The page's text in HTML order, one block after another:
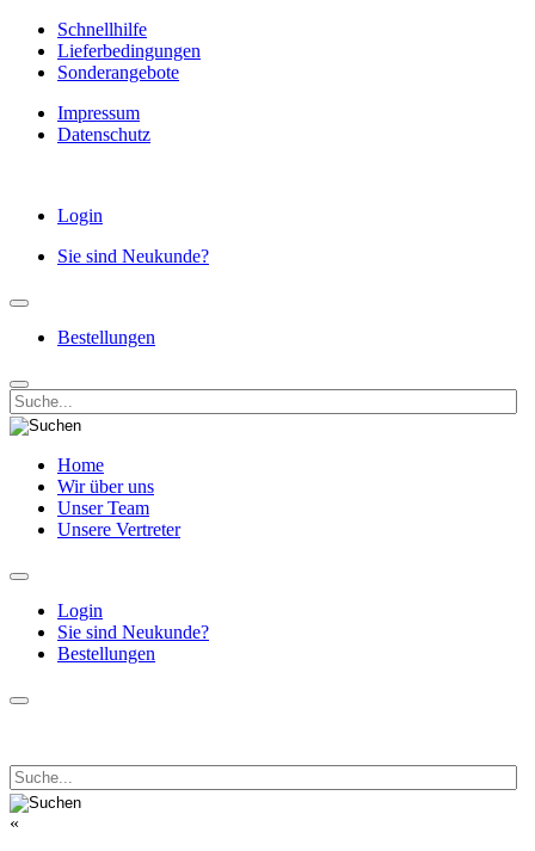
Schnellhilfe
Lieferbedingungen
Sonderangebote
Impressum
Datenschutz
Login
Sie sind Neukunde?
Bestellungen
Home
Wir über uns
Unser Team
Unsere Vertreter
Login
Sie sind Neukunde?
Bestellungen
«